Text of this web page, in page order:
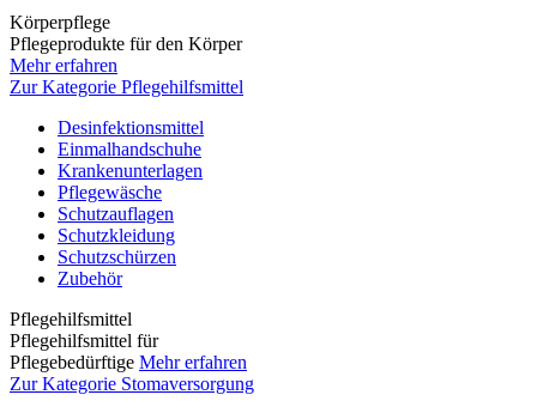
Körperpflege
Pflegeprodukte für den Körper
Mehr erfahren
Zur Kategorie Pflegehilfsmittel
Desinfektionsmittel
Einmalhandschuhe
Krankenunterlagen
Pflegewäsche
Schutzauflagen
Schutzkleidung
Schutzschürzen
Zubehör
Pflegehilfsmittel
Pflegehilfsmittel für
Pflegebedürftige Mehr erfahren
Zur Kategorie Stomaversorgung